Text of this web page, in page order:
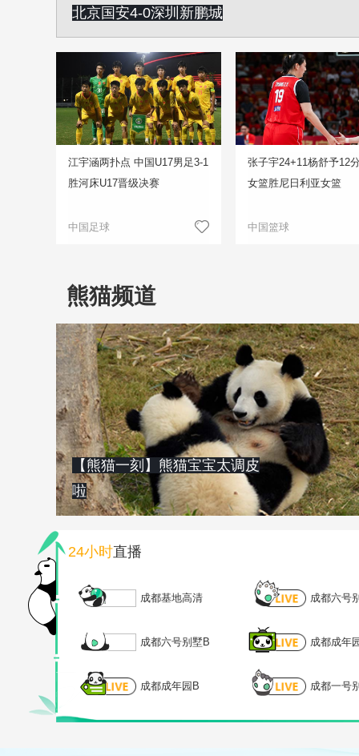
北京国安4-0深圳新鹏城
江宇涵两扑点 中国U17男足3-1
胜河床U17晋级决赛
中国足球
张子宇24+11杨舒予12
女篮胜尼日利亚女篮
中国篮球
熊猫频道
【熊猫一刻】熊猫宝宝太调皮
啦
24小时直播
成都基地高清 成都六号
成都六号别墅B 成都成年
成都成年园B 成都一号